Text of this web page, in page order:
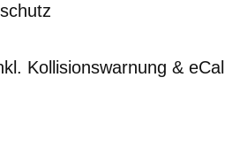
Kollisionswarnung & eCall